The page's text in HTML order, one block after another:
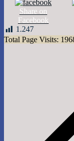
Share on
Facebook
1.247
Total Page Visits: